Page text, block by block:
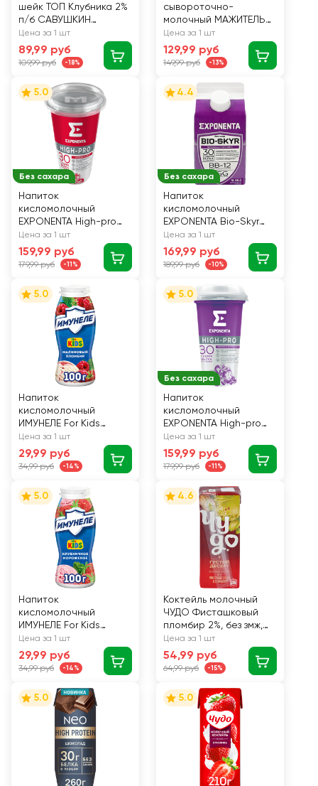
шейк ТОП Клубника 2%
п/б САВУШКИН
ПРОДУКТ БЗМЖ 450г.
Цена за 1 шт
89,99 руб
109,99 руб -18%
сывороточно-
молочный МАЖИТЕЛЬ
Клубника 0,05%, без
змж, 950г
Цена за 1 шт
129,99 руб
149,99 руб -13%
Без сахара
5.0
Напиток
кисломолочный
EXPONENTA High-pro
Клубника, арбуз
обезжиренный с
высоким содержанием
белка, без змж, 250г
Цена за 1 шт
159,99 руб
179,99 руб -11%
Без сахара
4.4
Напиток
кисломолочный
EXPONENTA Bio-Skyr
Черника, голубика,
500г
Цена за 1 шт
169,99 руб
189,99 руб -10%
5.0
Напиток
кисломолочный
ИМУНЕЛЕ For Kids
Малиновый пломбир
1,5%, без змж, 100г
Цена за 1 шт
29,99 руб
34,99 руб -14%
Без сахара
5.0
Напиток
кисломолочный
EXPONENTA High-pro
Черника, земляника
обезжиренный с
высоким содержанием
белка, без змж, 250г
Цена за 1 шт
159,99 руб
179,99 руб -11%
5.0
Напиток
кисломолочный
ИМУНЕЛЕ For Kids
Клубничное
мороженое 1,5%, без
змж, 100г
Цена за 1 шт
29,99 руб
34,99 руб -14%
4.6
Коктейль молочный
ЧУДО Фисташковый
пломбир 2%, без змж,
200мл
Цена за 1 шт
54,99 руб
64,99 руб -15%
5.0 5.0